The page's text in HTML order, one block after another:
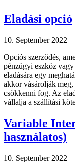
Eladási opció
10. September 2022
Opciós szerződés,
pénzügyi eszköz
eladására egy
akkor vásárolják
csökkenni fog. Az
vállalja a szállítási
Variable
használatos)
10. September 2022